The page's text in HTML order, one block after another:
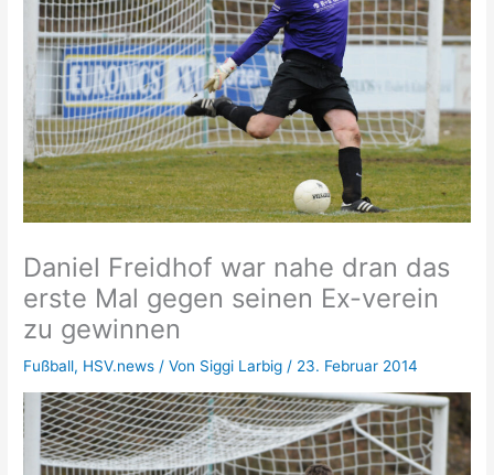
Daniel Freidhof war nahe dran das
erste Mal gegen seinen Ex-verein
zu gewinnen
Fußball, HSV.news / Von Siggi Larbig/ 23. Februar 2014